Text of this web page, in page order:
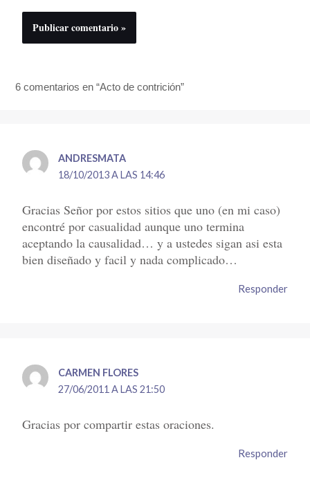
6 comentarios en “Acto de contrición”
ANDRESMATA
18/10/2013 A LAS 14:46
Gracias Señor por estos sitios que uno (en mi caso)
encontré por casualidad aunque uno termina
aceptando la causalidad… y a ustedes sigan asi esta
bien diseñado y facil y nada complicado…
Responder
CARMEN FLORES
27/06/2011 A LAS 21:50
Gracias por compartir estas oraciones.
Responder